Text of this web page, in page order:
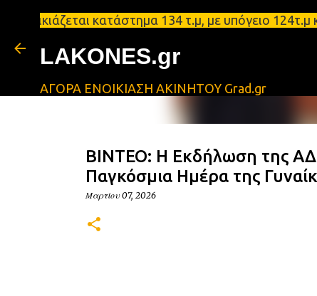
κατάστημα 134 τ.μ, με υπόγειο
LAKONES.gr
ΑΓΟΡΑ ΕΝΟΙΚΙΑΣΗ ΑΚΙΝΗΤΟΥ Grad.gr
ΒΙΝΤΕΟ: Η Εκδήλωση της
Παγκόσμια Ημέρα της
Μαρτίου 07, 2026